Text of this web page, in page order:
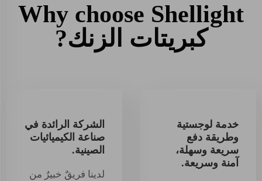
Why choose Shellight
كبريتات الزنك?
خدمة لوجستية
وطريقة دفع
سريعة وسهلة،
آمنة وسريعة.
الشركة الرائدة في
صناعة الكيميائيات
الصينية.
لدينا فريقٌ خبيرٌ من